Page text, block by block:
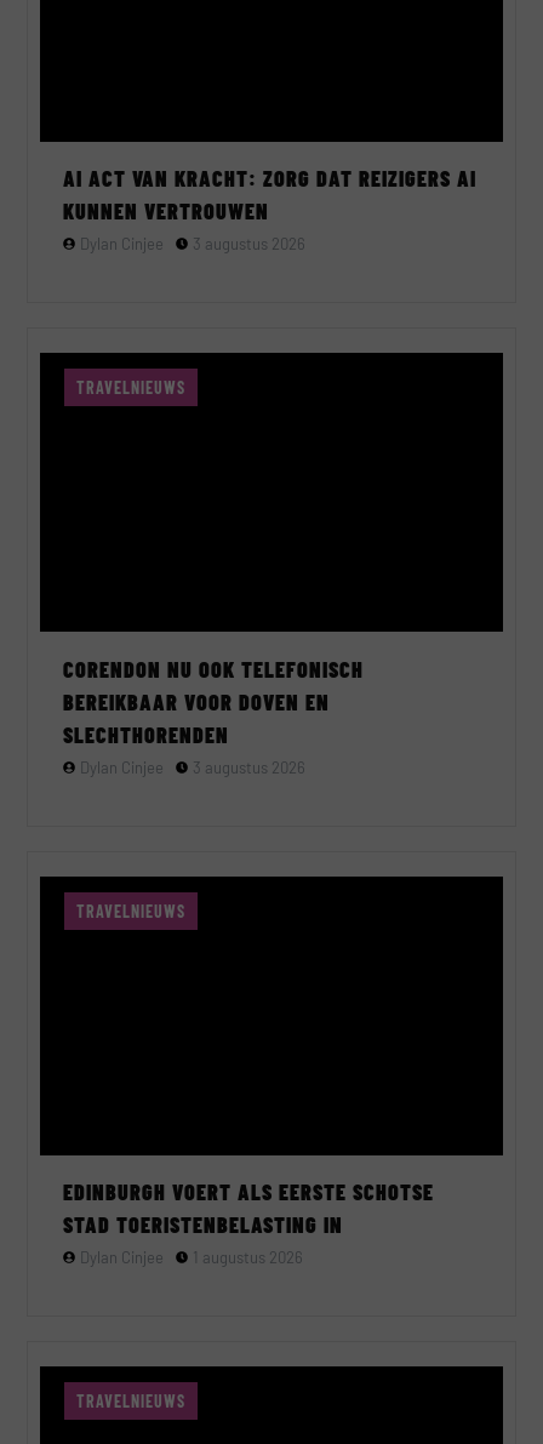
AI ACT VAN KRACHT: ZORG DAT REIZIGERS AI
KUNNEN VERTROUWEN
Dylan Cinjee 3 augustus 2026
TRAVELNIEUWS
CORENDON NU OOK TELEFONISCH
BEREIKBAAR VOOR DOVEN EN
SLECHTHORENDEN
Dylan Cinjee 3 augustus 2026
TRAVELNIEUWS
EDINBURGH VOERT ALS EERSTE SCHOTSE
STAD TOERISTENBELASTING IN
Dylan Cinjee 1 augustus 2026
TRAVELNIEUWS